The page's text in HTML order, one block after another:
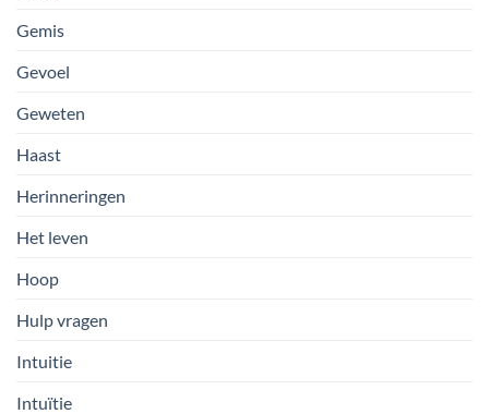
Gemis
Gevoel
Geweten
Haast
Herinneringen
Het leven
Hoop
Hulp vragen
Intuitie
Intuïtie